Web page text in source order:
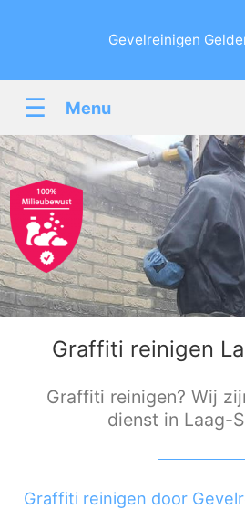
Gevelreinigen
☰ Menu
Graffiti reinigen
Graffiti reinigen? Wij
dienst in Laag-
Graffiti reinigen door